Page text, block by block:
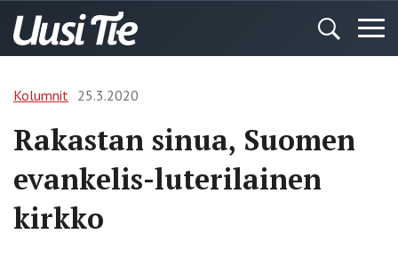
Kolumnit 25.3.2020
Rakastan sinua, Suomen
evankelis-luterilainen
kirkko